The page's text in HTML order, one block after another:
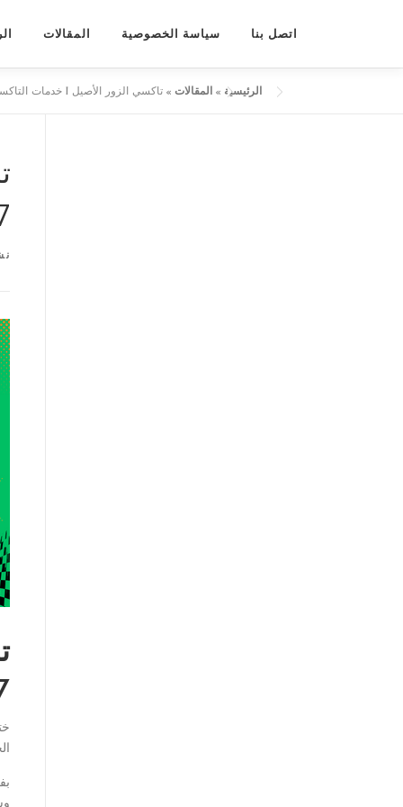
المقالات سياسة الخصوصية اتصل بنا
الرئيسية » المقالات » تاكسي الزور الأصيل | خدمات التاكسي